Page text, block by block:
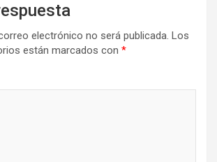
electrónico no será publicada. Los
están marcados con *